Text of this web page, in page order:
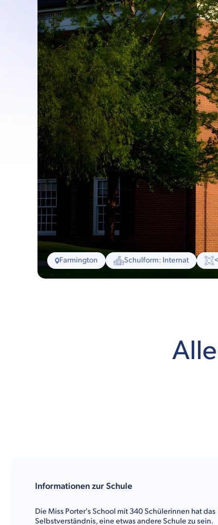
Farmington Schulform: Internat
Informationen zur Schule
Die Miss Porter's School mit 340 Schülerinnen hat das
Selbstverständnis, eine etwas andere Schule zu sein.